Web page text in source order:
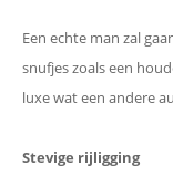
Een echte man zal
snufjes zoals een
luxe wat een andere
Stevige rijligging